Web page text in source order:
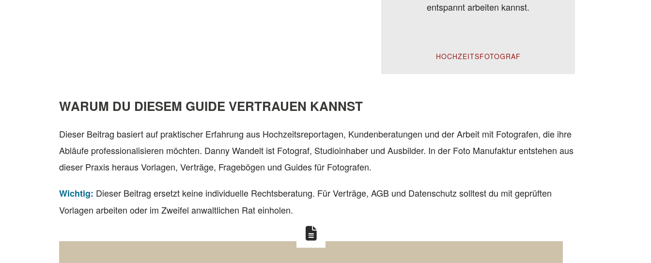
entspannt arbeiten kannst.
HOCHZEITSFOTOGRAF
WARUM DU DIESEM GUIDE VERTRAUEN KANNST
Dieser Beitrag basiert auf praktischer Erfahrung aus Hochzeitsreportagen, Kundenberatungen und der Arbeit mit Fotografen, die ihre
Abläufe professionalisieren möchten. Danny Wandelt ist Fotograf, Studioinhaber und Ausbilder. In der Foto Manufaktur entstehen aus
dieser Praxis heraus Vorlagen, Verträge, Fragebögen und Guides für Fotografen.
Wichtig: Dieser Beitrag ersetzt keine individuelle Rechtsberatung. Für Verträge, AGB und Datenschutz solltest du mit geprüften
Vorlagen arbeiten oder im Zweifel anwaltlichen Rat einholen.